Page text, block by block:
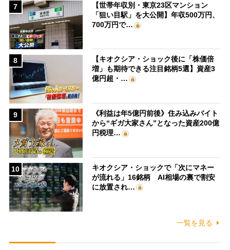
7
【世帯年収別・東京23区マンション
「狙い目駅」を大公開】年収500万円、
700万円で…
8
【キオクシア・ショック後に「株価倍
増」も期待できる注目銘柄5選】資産3
億円超・…
9
《利益は年5億円前後》住み込みバイト
から“ギガ大家さん”となった資産200億
円税理…
10
キオクシア・ショックで「次にマネー
が流れる」16銘柄 AI相場の裏で割安
に放置され…
一覧を見る